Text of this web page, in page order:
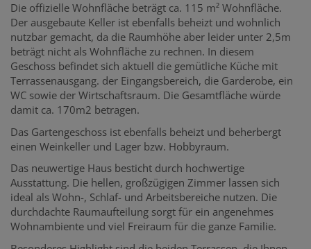
Die offizielle Wohnfläche beträgt ca. 115 m² Wohnfläche.
Der ausgebaute Keller ist ebenfalls beheizt und wohnlich
nutzbar gemacht, da die Raumhöhe aber leider unter 2,5m
beträgt nicht als Wohnfläche zu rechnen. In diesem
Geschoss befindet sich aktuell die gemütliche Küche mit
Terrassenausgang. der Eingangsbereich, die Garderobe, ein
WC sowie der Wirtschaftsraum. Die Gesamtfläche würde
damit ca. 170m2 betragen.
Das Gartengeschoss ist ebenfalls beheizt und beherbergt
einen Weinkeller und Lager bzw. Hobbyraum.
Das neuwertige Haus besticht durch hochwertige
Ausstattung. Die hellen, großzügigen Zimmer lassen sich
ideal als Wohn-, Schlaf- und Arbeitsbereiche nutzen. Die
durchdachte Raumaufteilung sorgt für ein angenehmes
Wohnambiente und viel Freiraum für die ganze Familie.